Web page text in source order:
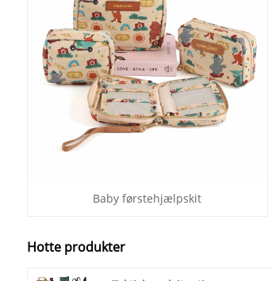
Baby førstehjælpskit
Hotte produkter